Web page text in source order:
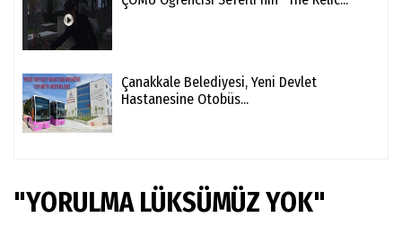
Çanakkale Belediyesi, Yeni Devlet
Hastanesine Otobüs...
"YORULMA LÜKSÜMÜZ YOK"